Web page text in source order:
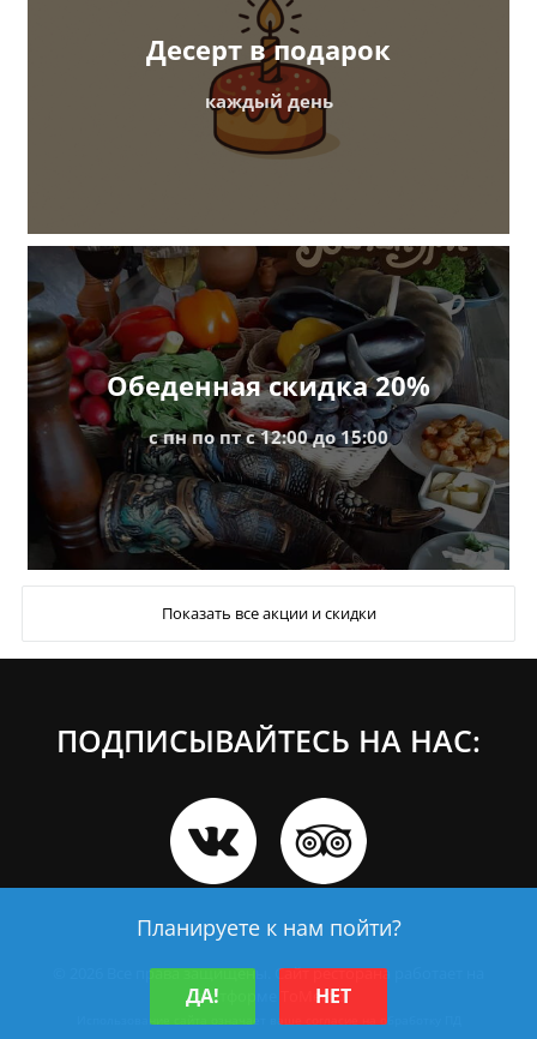
Десерт в подарок
каждый день
Обеденная скидка 20%
с пн по пт c 12:00 до 15:00
Показать все акции и скидки
Планируете к нам пойти?
ДА! НЕТ
ПОДПИСЫВАЙТЕСЬ НА НАС:
© 2026 Все права защищены.
Сайт ресторана работает на
платформе ТоМесто
Использование сайта означает ваше согласие на обработку ПД